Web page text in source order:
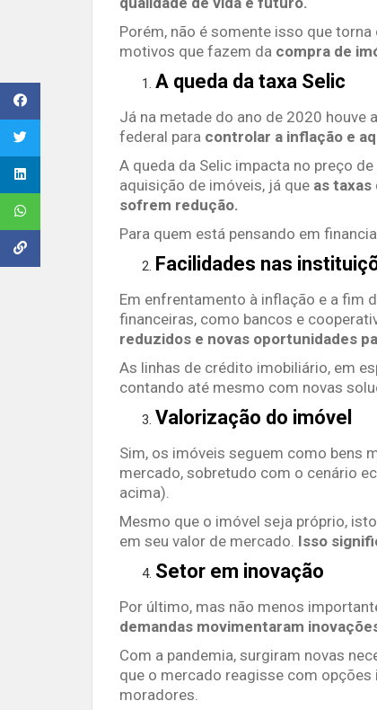
Porém, não é somente isso que
motivos que fazem da compra de
A queda da taxa Selic
Já na metade do ano de 2020 houve
federal para controlar a inflação e
A queda da Selic impacta no preço
aquisição de imóveis, já que as
sofrem redução.
Para quem está pensando em
Facilidades nas
Em enfrentamento à inflação e a fim
financeiras, como bancos e
reduzidos e novas oportunidades
As linhas de crédito imobiliário, em
contando até mesmo com novas
Valorização do imóvel
Sim, os imóveis seguem como bens
mercado, sobretudo com o cenário
acima).
Mesmo que o imóvel seja próprio,
em seu valor de mercado. Isso
Setor em inovação
Por último, mas não menos
demandas movimentaram
Com a pandemia, surgiram novas
que o mercado reagisse com
moradores.